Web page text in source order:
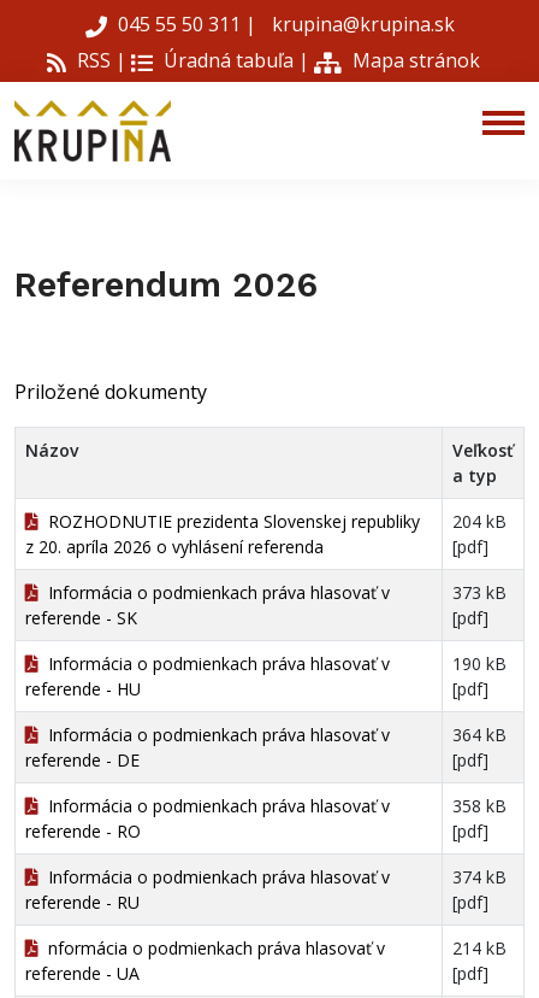
045 55 50 311 |
krupina@krupina.sk
RSS |
Úradná tabuľa | Mapa stránok
Referendum 2026
Priložené dokumenty
Názov
Veľkosť
a typ
ROZHODNUTIE prezidenta Slovenskej republiky
z 20. apríla 2026 o vyhlásení referenda
204 kB
[pdf]
Informácia o podmienkach práva hlasovať v
referende - SK
373 kB
[pdf]
Informácia o podmienkach práva hlasovať v
referende - HU
190 kB
[pdf]
Informácia o podmienkach práva hlasovať v
referende - DE
364 kB
[pdf]
Informácia o podmienkach práva hlasovať v
referende - RO
358 kB
[pdf]
Informácia o podmienkach práva hlasovať v
referende - RU
374 kB
[pdf]
nformácia o podmienkach práva hlasovať v
referende - UA
214 kB
[pdf]